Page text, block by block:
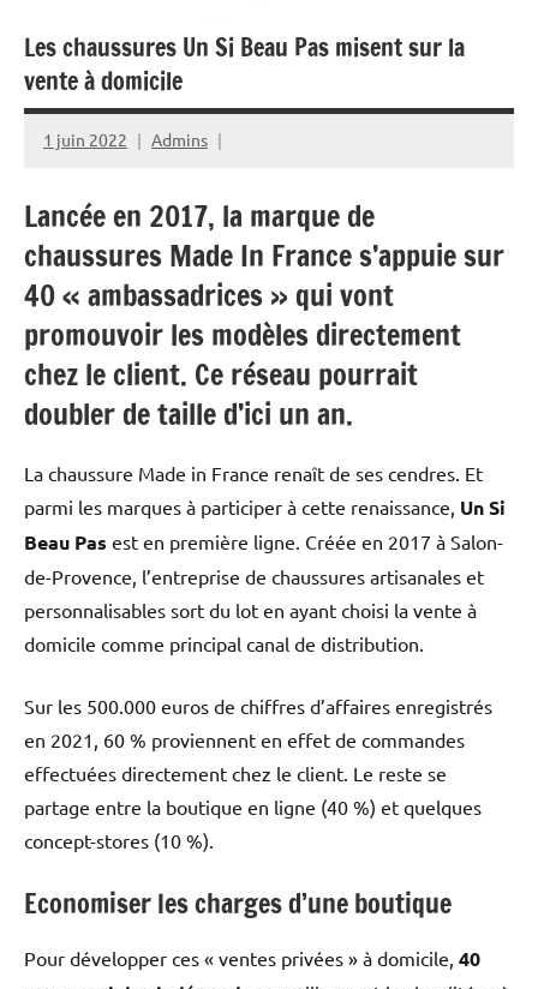
Les chaussures Un Si Beau Pas misent sur la
vente à domicile
1 juin 2022 Admins
Lancée en 2017, la marque de
chaussures Made In France s’appuie sur
40 « ambassadrices » qui vont
promouvoir les modèles directement
chez le client. Ce réseau pourrait
doubler de taille d’ici un an.
La chaussure Made in France renaît de ses cendres. Et
parmi les marques à participer à cette renaissance, Un Si
Beau Pas est en première ligne. Créée en 2017 à Salon-
de-Provence, l’entreprise de chaussures artisanales et
personnalisables sort du lot en ayant choisi la vente à
domicile comme principal canal de distribution.
Sur les 500.000 euros de chiffres d’affaires enregistrés
en 2021, 60 % proviennent en effet de commandes
effectuées directement chez le client. Le reste se
partage entre la boutique en ligne (40 %) et quelques
concept-stores (10 %).
Economiser les charges d’une boutique
Pour développer ces « ventes privées » à domicile, 40